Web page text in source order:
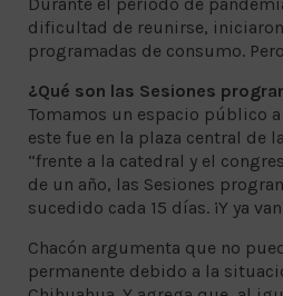
dificultad de reunirse,
programadas de consumo.
¿Qué son las Sesiones
Tomamos un espacio público
este fue en la plaza central de
“frente a la catedral y el
de un año, las Sesiones
sucedido cada 15 días. ¡Y ya
Chacón argumenta que no
permanente debido a la